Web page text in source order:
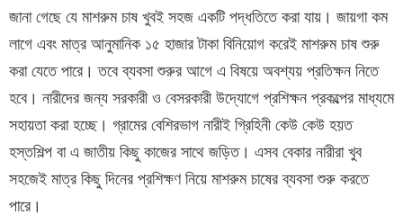
জানা গেছে যে মাশরুম চাষ খুবই সহজ একটি পদ্ধতিতে করা যায়। জায়গা কম
লাগে এবং মাত্র আনুমানিক ১৫ হাজার টাকা বিনিয়োগ করেই মাশরুম চাষ শুরু
করা যেতে পারে। তবে ব্যবসা শুরুর আগে এ বিষয়ে অবশ্যয় প্রতিক্ষন নিতে
হবে। নারীদের জন্য সরকারী ও বেসরকারী উদ্যোগে প্রশিক্ষন প্রকল্পের মাধ্যমে
সহায়তা করা হচ্ছে। গ্রামের বেশিরভাগ নারীই গ্রিহিনী কেউ কেউ হয়ত
হস্তশিল্প বা এ জাতীয় কিছু কাজের সাথে জড়িত। এসব বেকার নারীরা খুব
সহজেই মাত্র কিছু দিনের প্রশিক্ষণ নিয়ে মাশরুম চাষের ব্যবসা শুরু করতে
পারে।